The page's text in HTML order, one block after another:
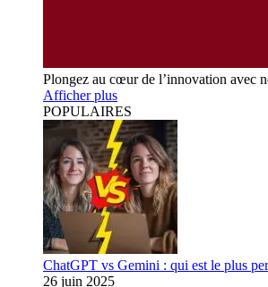
Plongez au cœur de l’innovation avec
Afficher plus
POPULAIRES
ChatGPT vs Gemini : qui est le plus
26 juin 2025